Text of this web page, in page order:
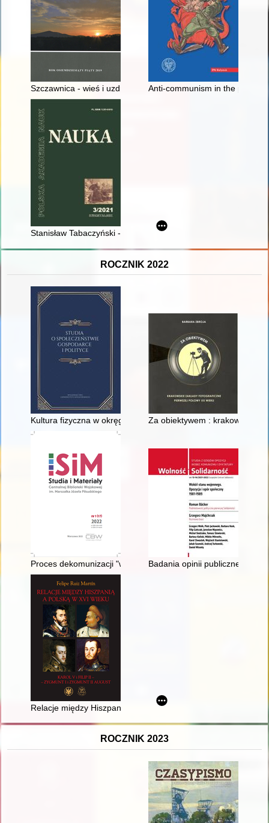
Szczawnica - wieś i uzdrowisko do początku XX wieku. Cz. 2,
Anti-communism in the
Stanisław Tabaczyński - pro memoria
ROCZNIK 2022
Kultura fizyczna w okręgu rzeszowskim Towarzystwa
Za obiektywem : krakowskie
Proces dekomunizacji "wojskowych" nazw ulic po 2016 roku
Badania opinii publicznej
Relacje między Hiszpanią a Polską w XVI wieku : Karol V i
ROCZNIK 2023